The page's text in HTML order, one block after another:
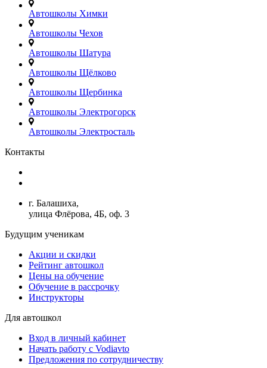
Автошколы Химки
Автошколы Чехов
Автошколы Шатура
Автошколы Щёлково
Автошколы Щербинка
Автошколы Электрогорск
Автошколы Электросталь
Контакты
г. Балашиха,
улица Флёрова, 4Б, оф. 3
Будущим ученикам
Акции и скидки
Рейтинг автошкол
Цены на обучение
Обучение в рассрочку
Инструкторы
Для автошкол
Вход в личный кабинет
Начать работу с Vodiavto
Предложения по сотрудничеству